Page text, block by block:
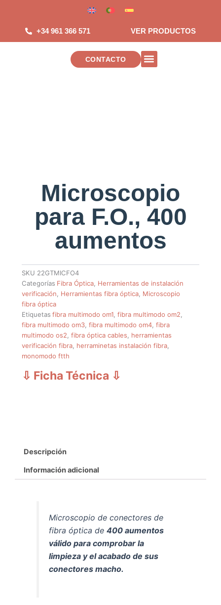
contenido
+34 961 366 571 VER PRODUCTOS
CONTACTO
Microscopio
para F.O., 400
aumentos
SKU 22GTMICFO4
Categorías Fibra Óptica, Herramientas de instalación
verificación, Herramientas fibra óptica, Microscopio
fibra óptica
Etiquetas fibra multimodo om1,fibra multimodo om2,
fibra multimodo om3,fibra multimodo om4,fibra
multimodo os2,fibra óptica cables, herramientas
verificación fibra, herraminetas instalación fibra,
monomodo ftth
⇩ Ficha Técnica ⇩
Descripción
Información adicional
Microscopio de conectores de
fibra óptica de400 aumentos
válido para comprobar la
limpieza y el acabado de sus
conectores macho.